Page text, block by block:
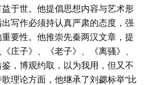
于世。他提倡思想内容与艺术形
写作必须持认真严肃的态度，强
要性。他推崇先秦两汉文章，提
庄子》、《老子》、《离骚》、
鉴，博观约取，以为我用，但又不
理论方面，他继承了刘勰标举"比